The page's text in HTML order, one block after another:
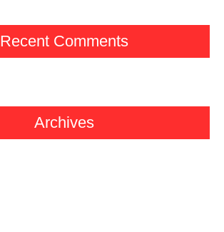
Recent Comments
Archives